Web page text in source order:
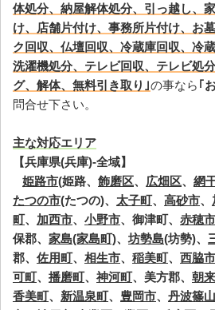
体処分、納屋解体処分、引っ越し、
け、店舗片付け、事務所片付け、お
ク回収、仏壇回収、冷蔵庫回収、冷
洗濯機処分、テレビ回収、テレビ処
グ、解体、無料引き取り｣の事なら ｢
問合せ下さい。
主な対応エリア
【兵庫県(兵庫)-全域】
姫路市(姫路、 飾磨区、 広畑区、 網
たつの市(たつの)、 太子町、 高砂市、
町、 加西市、 小野市、御津町、 赤穂市
保郡、 家島(家島町)、坊勢島(坊勢)、
郡、 佐用町、 相生市、 稲美町、 西脇市
可町、 播磨町、 神河町、美方郡、 朝
香美町、 新温泉町、 豊岡市、 丹波篠